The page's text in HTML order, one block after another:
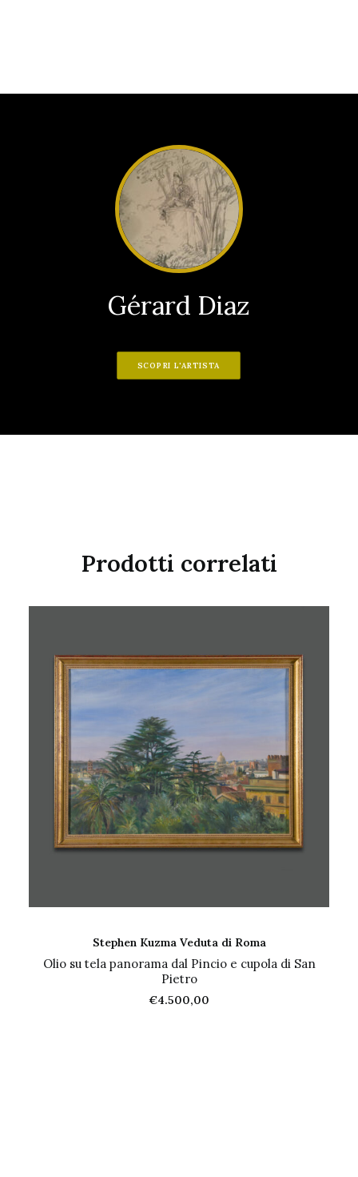
Gérard Diaz
SCOPRI L'ARTISTA
Prodotti correlati
AGGIUNGI AL CARRELLO
Stephen Kuzma Veduta di Roma
Olio su tela panorama dal Pincio e cupola di San
Pietro
€4.500,00